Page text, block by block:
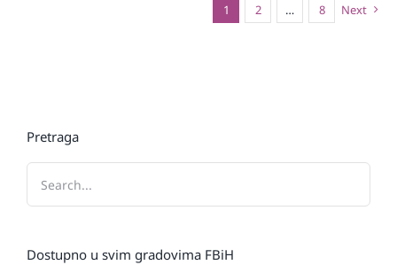
1 2 … 8 Next
Pretraga
Dostupno u svim gradovima FBiH